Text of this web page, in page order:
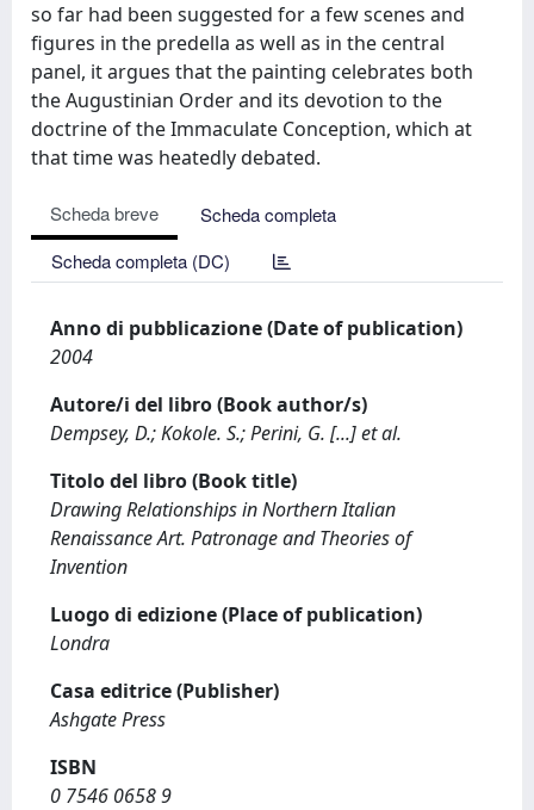
so far had been suggested for a few scenes and
figures in the predella as well as in the central
panel, it argues that the painting celebrates both
the Augustinian Order and its devotion to the
doctrine of the Immaculate Conception, which at
that time was heatedly debated.
Scheda breve
Scheda completa
Scheda completa (DC)
Anno di pubblicazione (Date of publication)
2004
Autore/i del libro (Book author/s)
Dempsey, D.; Kokole. S.; Perini, G. [...] et al.
Titolo del libro (Book title)
Drawing Relationships in Northern Italian
Renaissance Art. Patronage and Theories of
Invention
Luogo di edizione (Place of publication)
Londra
Casa editrice (Publisher)
Ashgate Press
ISBN
0 7546 0658 9